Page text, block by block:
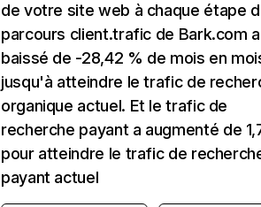
de votre site web à chaque étape
parcours client.trafic de Bark.com a
baissé de -28,42 % de mois en
jusqu'à atteindre le trafic de
organique actuel. Et le trafic de
recherche payant a augmenté de
pour atteindre le trafic de
payant actuel